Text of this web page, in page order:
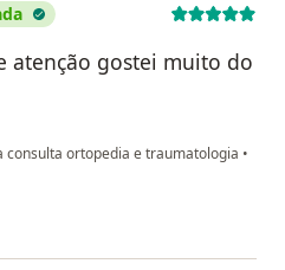
atenção gostei muito do
consulta ortopedia e traumatologia •